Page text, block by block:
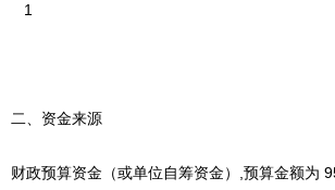
1
二、资金来源
财政预算资金（或单位自筹资金）,预算金额为